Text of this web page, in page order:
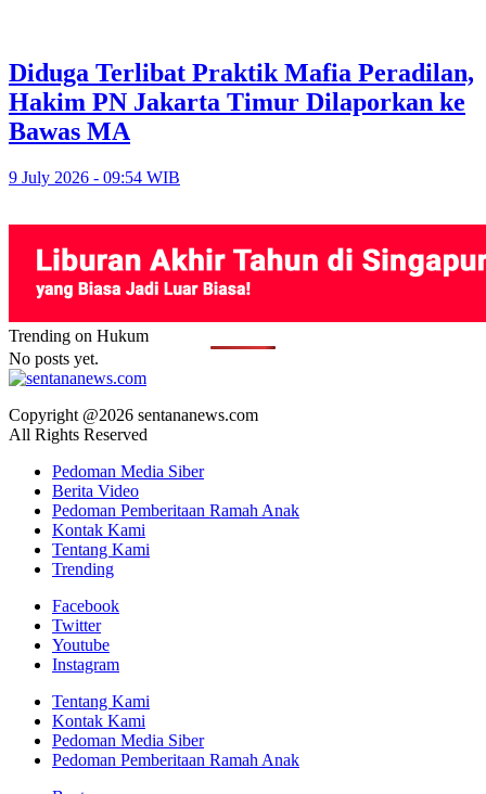
Diduga Terlibat Praktik Mafia Peradilan,
Hakim PN Jakarta Timur Dilaporkan ke
Bawas MA
9 July 2026 - 09:54 WIB
Trending on Hukum
No posts yet.
Copyright @2026 sentananews.com
All Rights Reserved
Pedoman Media Siber
Berita Video
Pedoman Pemberitaan Ramah Anak
Kontak Kami
Tentang Kami
Trending
Facebook
Twitter
Youtube
Instagram
Tentang Kami
Kontak Kami
Pedoman Media Siber
Pedoman Pemberitaan Ramah Anak